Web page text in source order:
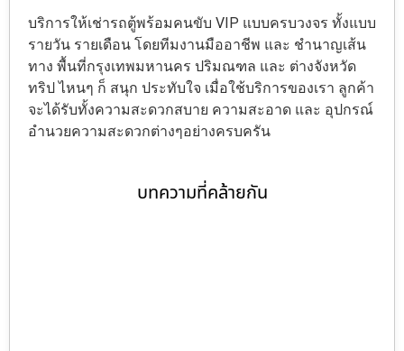
บริการให้เช่ารถตู้พร้อมคนขับ VIP แบบครบวงจร ทั้งแบบ
รายวัน รายเดือน โดยทีมงานมืออาชีพ และ ชำนาญเส้น
ทาง พื้นที่กรุงเทพมหานคร ปริมณฑล และ ต่างจังหวัด
ทริป ไหนๆ ก็ สนุก ประทับใจ เมื่อใช้บริการของเรา ลูกค้า
จะได้รับทั้งความสะดวกสบาย ความสะอาด และ อุปกรณ์
อำนวยความสะดวกต่างๆอย่างครบครัน
บทความที่คล้ายกัน